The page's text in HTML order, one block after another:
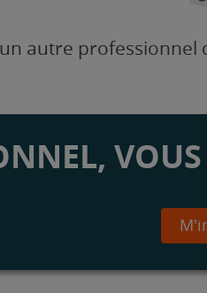
autre professionnel